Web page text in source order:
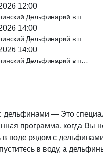
12:00
14:00
14:00
дельфинами — Это
программа, когда Вы
в воде рядом с
в воду, а